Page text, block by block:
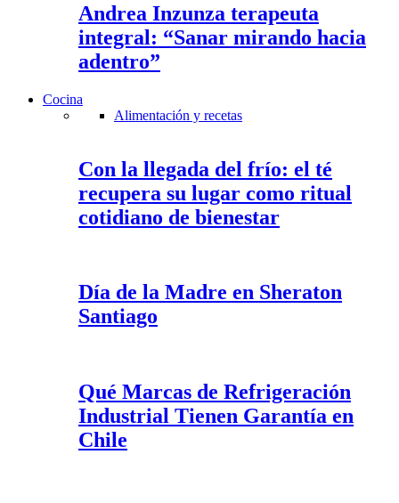
Andrea Inzunza terapeuta
integral: “Sanar mirando hacia
adentro”
Cocina
Alimentación y recetas
Con la llegada del frío: el té
recupera su lugar como ritual
cotidiano de bienestar
Día de la Madre en Sheraton
Santiago
Qué Marcas de Refrigeración
Industrial Tienen Garantía en
Chile